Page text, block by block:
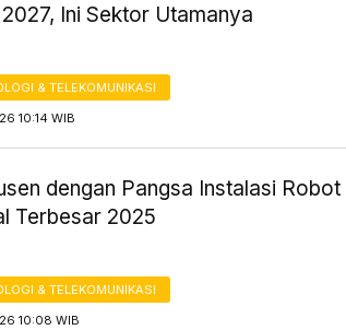
Ini Sektor Utamanya
& TELEKOMUNIKASI
10:14 WIB
dengan Pangsa Instalasi Robot
Terbesar 2025
& TELEKOMUNIKASI
10:08 WIB